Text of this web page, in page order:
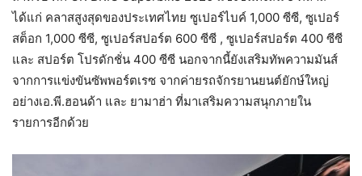
ได้แก่ คลาสสูงสุดของประเทศไทย ซูเปอร์ไบค์ 1,000 ซีซี, ซูเปอร์
สต็อก 1,000 ซีซี, ซูเปอร์สปอร์ต 600 ซีซี , ซูเปอร์สปอร์ต 400 ซีซี
และ สปอร์ต โปรดักชั่น 400 ซีซี นอกจากนี้ยังเสริมทัพความมันส์
จากการแข่งขันซัพพอร์ตเรซ จากค่ายรถจักรยานยนต์ยักษ์ใหญ่
อย่างเอ.พี.ฮอนด้า และ ยามาฮ่า ที่มาเสริมความสนุกภายใน
รายการอีกด้วย